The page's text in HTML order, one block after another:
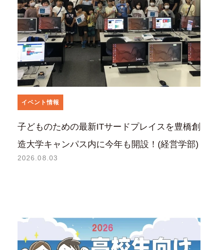
イベント情報
子どものための最新ITサードプレイスを豊橋創
造大学キャンパス内に今年も開設！(経営学部)
2026.08.03